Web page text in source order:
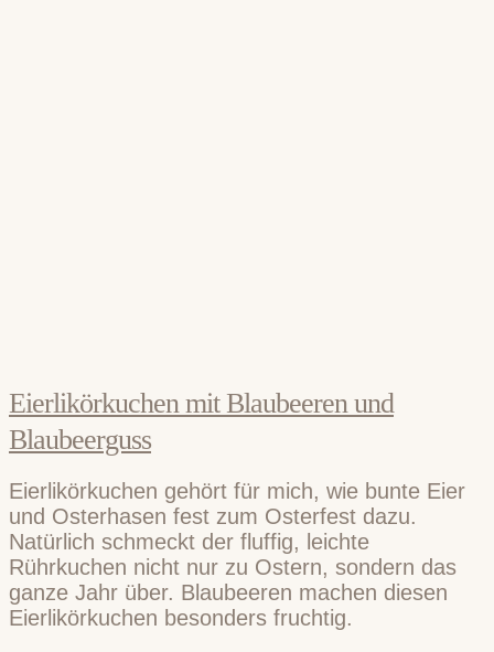
Eierlikörkuchen mit Blaubeeren und
Blaubeerguss
Eierlikörkuchen gehört für mich, wie bunte Eier
und Osterhasen fest zum Osterfest dazu.
Natürlich schmeckt der fluffig, leichte
Rührkuchen nicht nur zu Ostern, sondern das
ganze Jahr über. Blaubeeren machen diesen
Eierlikörkuchen besonders fruchtig.